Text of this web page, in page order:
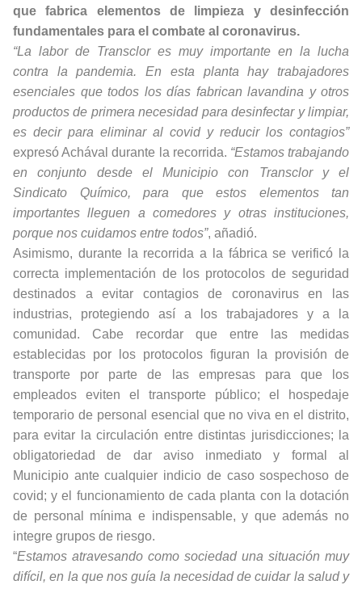
que fabrica elementos de limpieza y desinfección
fundamentales para el combate al coronavirus.
“La labor de Transclor es muy importante en la lucha
contra la pandemia. En esta planta hay trabajadores
esenciales que todos los días fabrican lavandina y otros
productos de primera necesidad para desinfectar y limpiar,
es decir para eliminar al covid y reducir los contagios”
expresó Achával durante la recorrida. “Estamos trabajando
en conjunto desde el Municipio con Transclor y el
Sindicato Químico, para que estos elementos tan
importantes lleguen a comedores y otras instituciones,
porque nos cuidamos entre todos”, añadió.
Asimismo, durante la recorrida a la fábrica se verificó la
correcta implementación de los protocolos de seguridad
destinados a evitar contagios de coronavirus en las
industrias, protegiendo así a los trabajadores y a la
comunidad. Cabe recordar que entre las medidas
establecidas por los protocolos figuran la provisión de
transporte por parte de las empresas para que los
empleados eviten el transporte público; el hospedaje
temporario de personal esencial que no viva en el distrito,
para evitar la circulación entre distintas jurisdicciones; la
obligatoriedad de dar aviso inmediato y formal al
Municipio ante cualquier indicio de caso sospechoso de
covid; y el funcionamiento de cada planta con la dotación
de personal mínima e indispensable, y que además no
integre grupos de riesgo.
“Estamos atravesando como sociedad una situación muy
difícil, en la que nos guía la necesidad de cuidar la salud y